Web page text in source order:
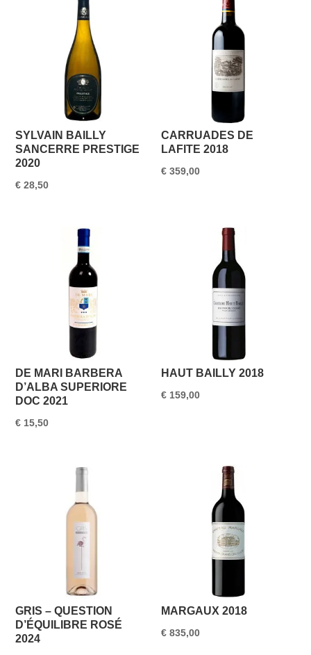
SYLVAIN BAILLY
SANCERRE PRESTIGE
2020
€ 28,50
CARRUADES DE
LAFITE 2018
€ 359,00
DE MARI BARBERA
D’ALBA SUPERIORE
DOC 2021
€ 15,50
HAUT BAILLY 2018
€ 159,00
GRIS – QUESTION
D’ÉQUILIBRE ROSÉ
2024
MARGAUX 2018
€ 835,00